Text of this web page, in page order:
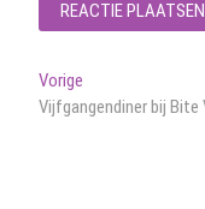
Bericht
navigatie
Vorige
bericht:
Vijfgangendiner bij Bite